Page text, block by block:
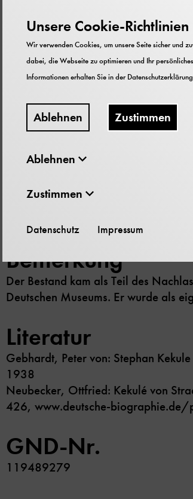
Datierung
Umfang
Erschließung
Findbuch
Beschränkung
Bemerkung
Der Bestand kam als Teil des
Deutschen Museums. Er wurde als
Literatur
Gebhardt, Peter von: Stephan
1938
Neubecker, Ottfried: Kekulé von
426, www.deutsche-
GND-Nr.
119489279
Unsere Cookie-Richtlinien
Wir verwenden Cookies, um unsere Seite sicher und
dabei, die Webseite zu optimieren und Ihr
Informationen erhalten Sie in derDatenschutzerklärung
Ablehnen Zustimmen
Ablehnen
Zustimmen
Datenschutz Impressum